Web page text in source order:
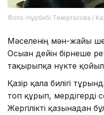
Фото: Нұрбибі Теміртасова /
Мәселенің мән-жайы
Осыған дейін бірнеше
тақырыпқа нүкте
Қазір қала билігі
топ құрып, мердігерді
Жергілікті қазынадан